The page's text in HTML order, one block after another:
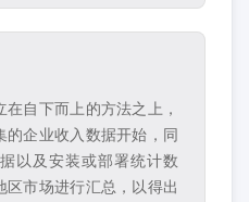
自下而上的方法之上，
的企业收入数据开始，同
以及安装或部署统计数
市场进行汇总，以得出